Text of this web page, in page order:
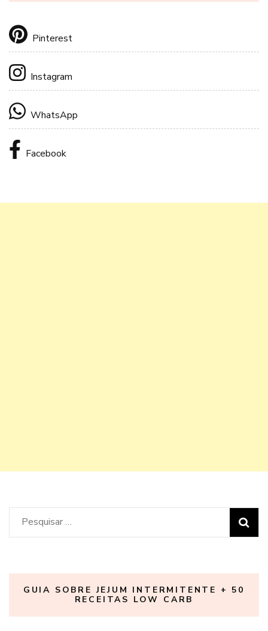
Pinterest
Instagram
WhatsApp
Facebook
Pesquisar
por:
GUIA SOBRE JEJUM INTERMITENTE + 50
RECEITAS LOW CARB